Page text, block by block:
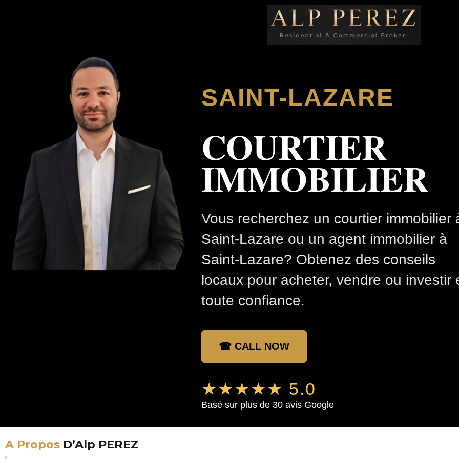
SAINT-LAZARE
COURTIER
IMMOBILIER
Vous recherchez un courtier immobilier
Saint-Lazare ou un agent immobilier à
Saint-Lazare? Obtenez des conseils
locaux pour acheter, vendre ou investir
toute confiance.
☎ CALL NOW
★★★★★ 5.0
Basé sur plus de 30 avis Google
A Propos D’Alp PEREZ